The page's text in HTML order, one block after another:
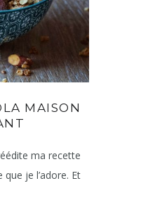
MAISON
ma recette
que je l’adore. Et